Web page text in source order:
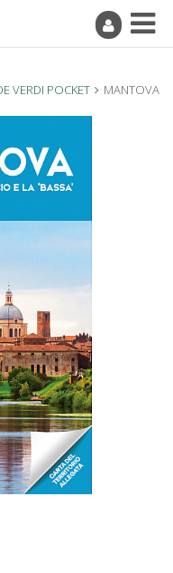
VERDI POCKET MANTOVA